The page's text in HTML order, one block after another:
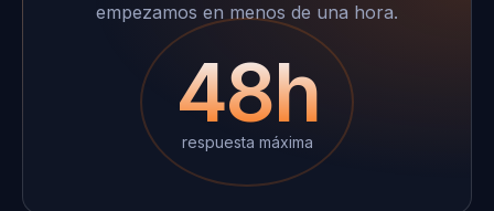
empezamos en menos de una hora.
48h
respuesta máxima